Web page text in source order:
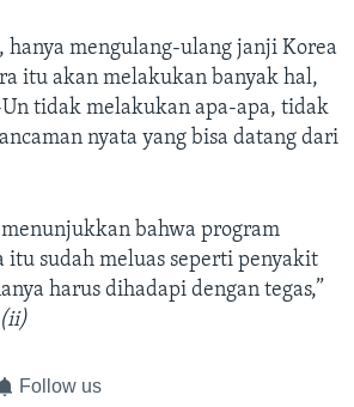
hanya mengulang-ulang janji Korea
itu akan melakukan banyak hal,
tidak melakukan apa-apa, tidak
nyata yang bisa datang dari
bahwa program
sudah meluas seperti penyakit
harus dihadapi dengan tegas,”
(ii)
Follow us